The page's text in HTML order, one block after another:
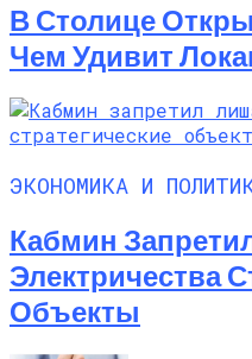
В Столице
Чем Удивит
ЭКОНОМИКА И
Кабмин
Электричества
Объекты